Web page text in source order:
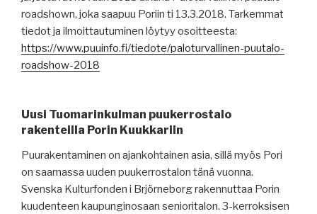
roadshown, joka saapuu Poriin ti 13.3.2018. Tarkemmat
tiedot ja ilmoittautuminen löytyy osoitteesta:
https://www.puuinfo.fi/tiedote/paloturvallinen-puutalo-
roadshow-2018
Uusi Tuomarinkulman puukerrostalo
rakenteilla Porin Kuukkariin
Puurakentaminen on ajankohtainen asia, sillä myös Pori
on saamassa uuden puukerrostalon tänä vuonna.
Svenska Kulturfonden i Brjörneborg rakennuttaa Porin
kuudenteen kaupunginosaan senioritalon. 3-kerroksisen